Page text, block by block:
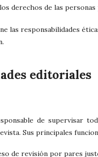
derechos de las
las responsabilidades
editoriales
de supervisar
Sus principales
de revisión por pares